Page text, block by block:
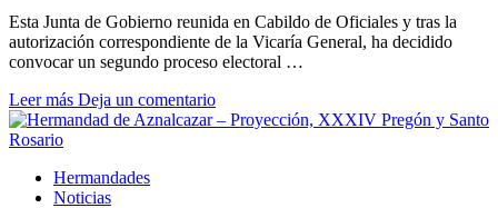
Esta Junta de Gobierno reunida en Cabildo de Oficiales y tras la
autorización correspondiente de la Vicaría General, ha decidido
convocar un segundo proceso electoral …
Leer más Deja un comentario
Hermandades
Noticias